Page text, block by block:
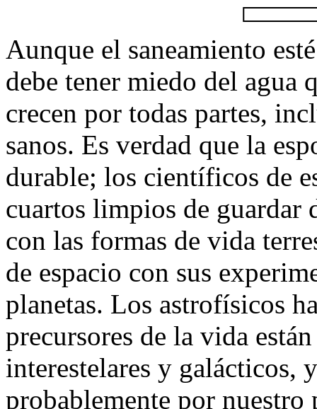
Aunque el saneamiento
debe tener miedo del agua
crecen por todas partes,
sanos. Es verdad que la
durable; los científicos de
cuartos limpios de guardar
con las formas de vida
de espacio con sus
planetas. Los astrofísicos
precursores de la vida
interestelares y galácticos,
probablemente por nuestro